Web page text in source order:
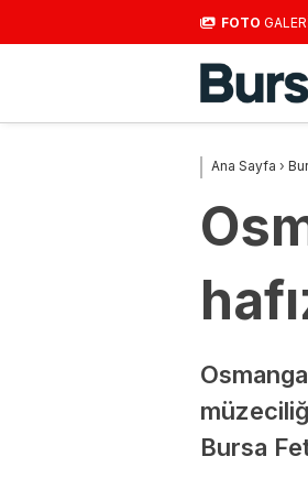
FOTO
Ana Sayfa ›
Bursa